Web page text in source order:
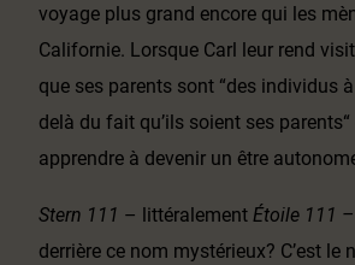
voyage plus grand encore qui les
Californie. Lorsque Carl leur rend
que ses parents sont “des individus
delà du fait qu’ils soient ses parents“
apprendre à devenir un être
Stern 111 – littéralementÉtoile 111 –
derrière ce nom mystérieux? C’est le